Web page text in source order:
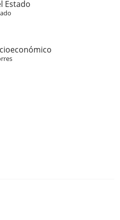
Estado